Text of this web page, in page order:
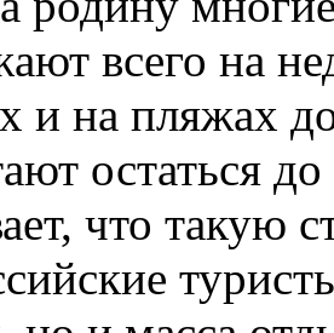
всего на
и на пляжах
остаться
что такую